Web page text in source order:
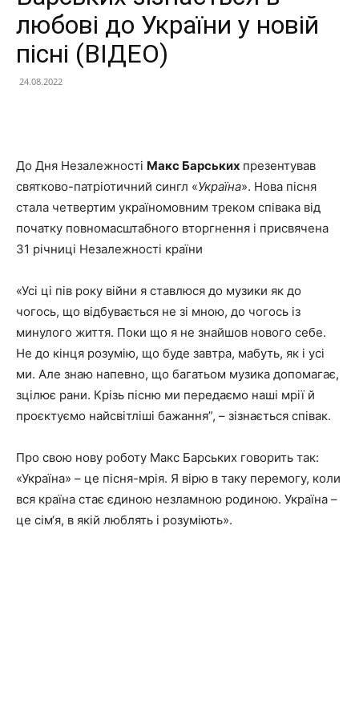
любові до України у новій
пісні (ВІДЕО)
24.08.2022
До Дня Незалежності Макс Барських презентував
святково-патріотичний сингл «Україна». Нова пісня
стала четвертим україномовним треком співака від
початку повномасштабного вторгнення і присвячена
31 річниці Незалежності країни
«Усі ці пів року війни я ставлюся до музики як до
чогось, що відбувається не зі мною, до чогось із
минулого життя. Поки що я не знайшов нового себе.
Не до кінця розумію, що буде завтра, мабуть, як і усі
ми. Але знаю напевно, що багатьом музика допомагає,
зцілює рани. Крізь пісню ми передаємо наші мрії й
проєктуємо найсвітліші бажання”, – зізнається співак.
Про свою нову роботу Макс Барських говорить так:
«Україна» – це пісня-мрія. Я вірю в таку перемогу, коли
вся країна стає єдиною незламною родиною. Україна –
це сім‘я, в якій люблять і розуміють».